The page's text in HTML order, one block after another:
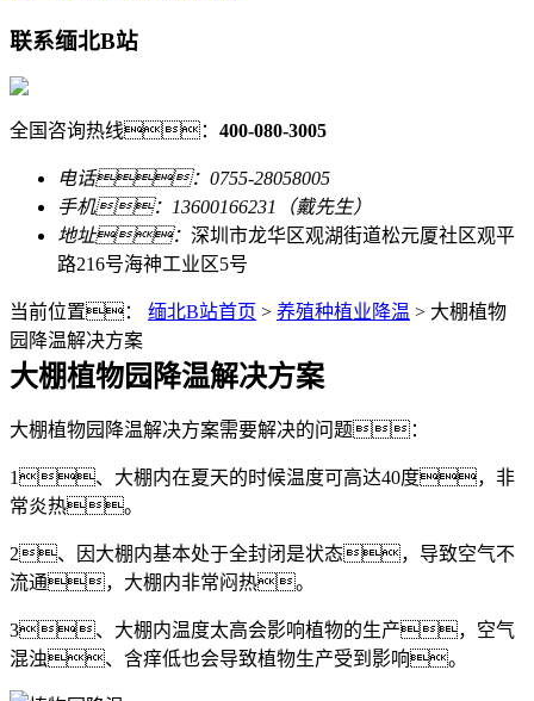
联系缅北B站
全国咨询热线： 400-080-3005
电话：0755-28058005
手机：13600166231（戴先生）
地址： 深圳市龙华区观湖街道松元厦社区观平
路216号海神工业区5号
当前位置： 缅北B站首页 > 养殖种植业降温 > 大棚植物
园降温解决方案
大棚植物园降温解决方案
大棚植物园降温解决方案需要解决的问题：
1、大棚内在夏天的时候温度可高达40度，非
常炎热。
2、因大棚内基本处于全封闭是状态，导致空气不
流通，大棚内非常闷热。
3、大棚内温度太高会影响植物的生产，空气
混浊、含痒低也会导致植物生产受到影响。